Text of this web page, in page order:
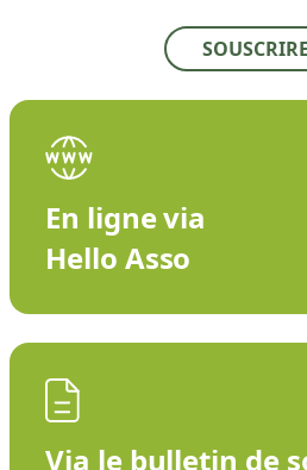
SOUSCRIRE
En ligne via
Hello Asso
Via le bulletin de